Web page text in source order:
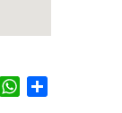
FacebookWhatsApp